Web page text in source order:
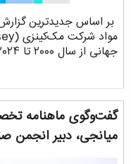
بر اساس جدیدترین
جهانی از سال ۲۰۰۰ تا ۲۰۲۴ ...
گفت‌وگوی ماهنامه
‌میانجی، دبیر انجمن